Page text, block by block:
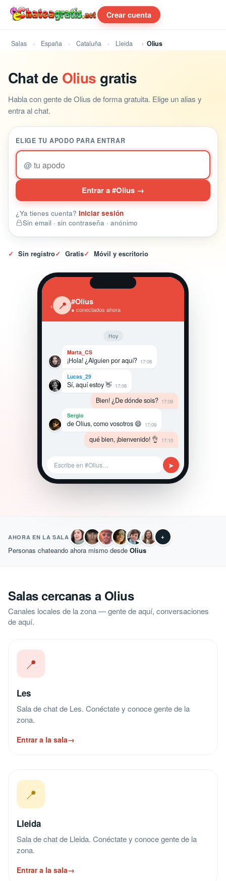
Crear cuenta
Salas España Cataluña Lleida Olius
Chat de Olius gratis
Habla con gente de Olius de forma gratuita. Elige un alias y
entra al chat.
ELIGE TU APODO PARA ENTRAR
@
Entrar a #Olius →
¿Ya tienes cuenta? Iniciar sesión
Sin email · sin contraseña · anónimo
✓ Sin registro✓ Gratis✓ Móvil y escritorio
‹ 📍 #Olius
● conectados ahora
Hoy
Marta_CS
¡Hola! ¿Alguien por aquí? 17:08
Lucas_29
Sí, aquí estoy 👋 17:08
Bien! ¿De dónde sois? 17:09
Sergio
de Olius, como vosotros 😄 17:09
qué bien, ¡bienvenido! 👌 17:10
Escribe en #Olius… ➤
AHORA EN LA SALA +
Personas chateando ahora mismo desde Olius
Salas cercanas a Olius
Canales locales de la zona — gente de aquí, conversaciones
de aquí.
📍
Les
Sala de chat de Les. Conéctate y conoce gente de la
zona.
Entrar a la sala→
📍
Lleida
Sala de chat de Lleida. Conéctate y conoce gente de la
zona.
Entrar a la sala→